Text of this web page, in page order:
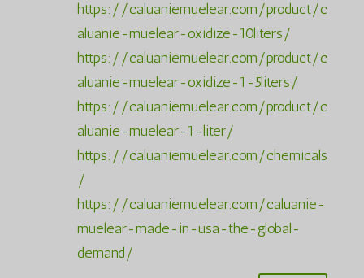
https://caluaniemuelear.com/product/c
aluanie-muelear-oxidize-10liters/
https://caluaniemuelear.com/product/c
aluanie-muelear-oxidize-1-5liters/
https://caluaniemuelear.com/product/c
aluanie-muelear-1-liter/
https://caluaniemuelear.com/chemicals
/
https://caluaniemuelear.com/caluanie-
muelear-made-in-usa-the-global-
demand/